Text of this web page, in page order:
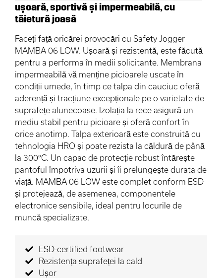
ușoară, sportivă și impermeabilă, cu
tăietură joasă
Faceți față oricărei provocări cu Safety Jogger
MAMBA 06 LOW. Ușoară și rezistentă, este făcută
pentru a performa în medii solicitante. Membrana
impermeabilă vă menține picioarele uscate în
condiții umede, în timp ce talpa din cauciuc oferă
aderență și tracțiune excepționale pe o varietate de
suprafețe alunecoase. Izolația la rece asigură un
mediu stabil pentru picioare și oferă confort în
orice anotimp. Talpa exterioară este construită cu
tehnologia HRO și poate rezista la căldură de până
la 300°C. Un capac de protecție robust întărește
pantoful împotriva uzurii și îi prelungește durata de
viață. MAMBA 06 LOW este complet conform ESD
și protejează, de asemenea, componentele
electronice sensibile, ideal pentru locurile de
muncă specializate.
ESD-certified footwear
Rezistența suprafeței la cald
Ușor